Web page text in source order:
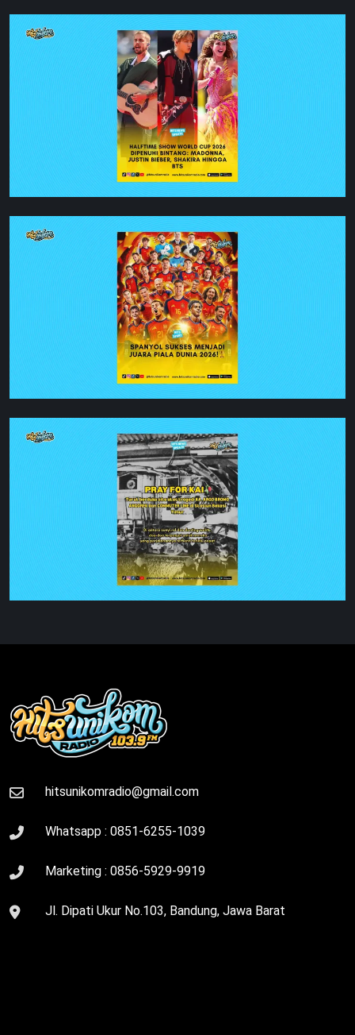
hitsunikomradio@gmail.com
Whatsapp : 0851-6255-1039
Marketing : 0856-5929-9919
Jl. Dipati Ukur No.103, Bandung, Jawa Barat